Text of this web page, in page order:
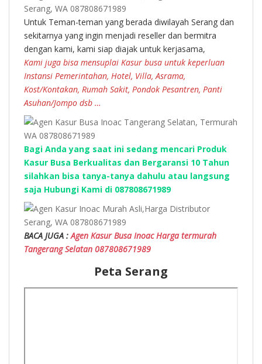
Untuk Teman-teman yang berada diwilayah Serang dan
sekitarnya yang ingin menjadi reseller dan bermitra
dengan kami, kami siap diajak untuk kerjasama,
Kami juga bisa mensuplai Kasur busa untuk keperluan
Instansi Pemerintahan, Hotel, Villa, Asrama,
Kost/Kontakan, Rumah Sakit, Pondok Pesantren, Panti
Asuhan/Jompo dsb …
Bagi Anda yang saat ini sedang mencari Produk
Kasur Busa Berkualitas dan Bergaransi 10 Tahun
silahkan bisa tanya-tanya dahulu atau langsung
saja Hubungi Kami di 087808671989
BACA JUGA :Agen Kasur Busa Inoac Harga termurah
Tangerang Selatan 087808671989
Peta Serang